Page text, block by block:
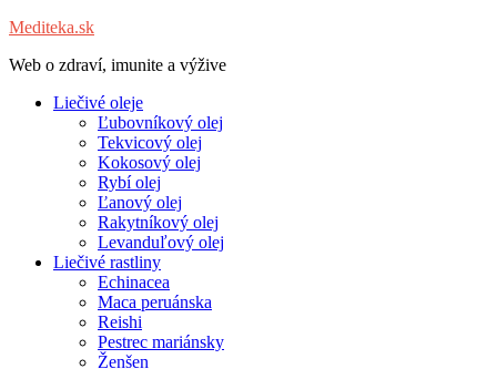
Mediteka.sk
Web o zdraví, imunite a výžive
Liečivé oleje
Ľubovníkový olej
Tekvicový olej
Kokosový olej
Rybí olej
Ľanový olej
Rakytníkový olej
Levanduľový olej
Liečivé rastliny
Echinacea
Maca peruánska
Reishi
Pestrec mariánsky
Ženšen